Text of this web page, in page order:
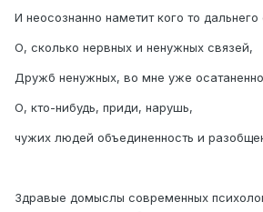
И неосознанно наметит кого то дальнего
О, сколько нервных и ненужных связей,
Дружб ненужных, во мне уже
О, кто-нибудь, приди, нарушь,
чужих людей объединенность и
Здравые домыслы современных